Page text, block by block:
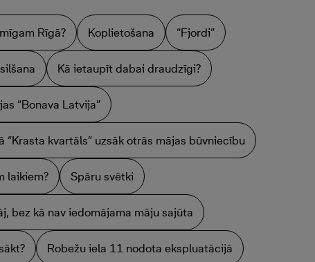
Rīgā? Koplietošana “Fjordi”
Kā ietaupīt dabai draudzīgi?
“Bonava Latvija”
“Krasta kvartāls” uzsāk otrās mājas būvniecību
laikiem? Spāru svētki
bez kā nav iedomājama māju sajūta
Robežu iela 11 nodota ekspluatācijā